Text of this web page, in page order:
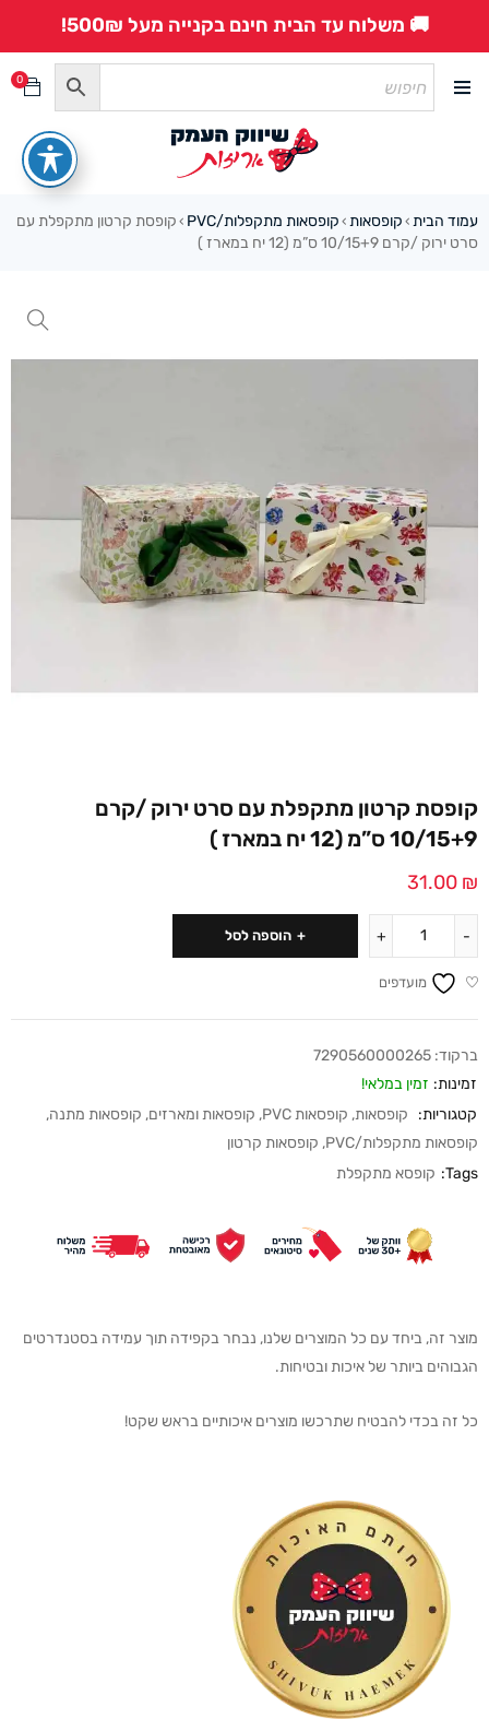
🚚 משלוח עד הבית חינם בקנייה מעל 500₪!
0
עמוד הבית › קופסאות › קופסאות מתקפלות/PVC › קופסת קרטון מתקפלת עם
סרט ירוק /קרם 10/15+9 ס”מ (12 יח במארז )
קופסת קרטון מתקפלת עם סרט ירוק /קרם
10/15+9 ס”מ (12 יח במארז )
31.00 ₪
הוספה לסל
מועדפים
ברקוד: 7290560000265
זמינות: זמין במלאי!
קטגוריות:
קופסאות, קופסאות PVC , קופסאות ומארזים, קופסאות מתנה,
קופסאות מתקפלות/PVC
, קופסאות קרטון
Tags: קופסא מתקפלת
מוצר זה, ביחד עם כל המוצרים שלנו, נבחר בקפידה תוך עמידה בסטנדרטים
הגבוהים ביותר של איכות ובטיחות.
כל זה בכדי להבטיח שתרכשו מוצרים איכותיים בראש שקט!